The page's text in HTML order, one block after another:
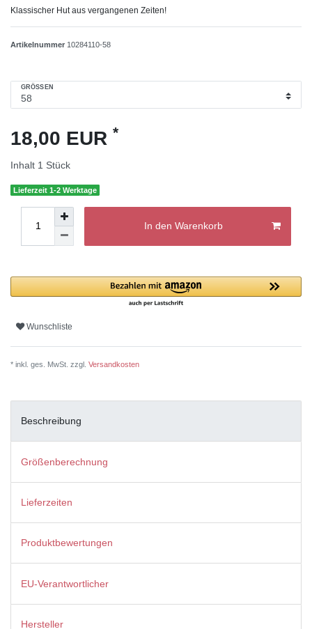
Klassischer Hut aus vergangenen Zeiten!
Artikelnummer 10284110-58
GRÖSSEN
18,00 EUR *
Inhalt 1 Stück
Lieferzeit 1-2 Werktage
In den Warenkorb
Wunschliste
* inkl. ges. MwSt. zzgl. Versandkosten
Beschreibung
Größenberechnung
Lieferzeiten
Produktbewertungen
EU-Verantwortlicher
Hersteller